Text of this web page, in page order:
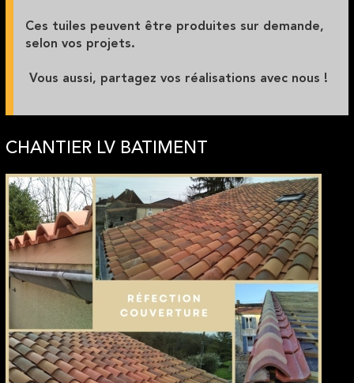
Ces tuiles peuvent être produites sur demande,
selon vos projets.
Vous aussi, partagez vos réalisations avec nous !
CHANTIER LV BATIMENT